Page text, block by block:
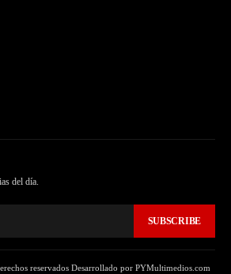
del día.
SUBSCRIBE
reservados Desarrollado por PYMultimedios.com